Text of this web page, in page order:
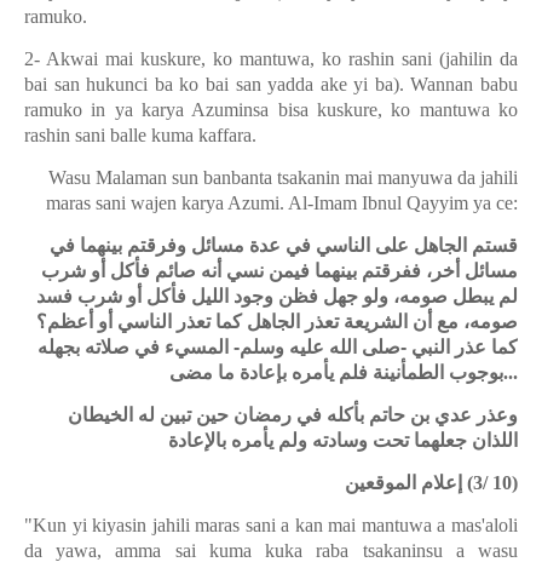
ramuko.
2- Akwai mai kuskure, ko mantuwa, ko rashin sani (jahilin da
bai san hukunci ba ko bai san yadda ake yi ba). Wannan babu
ramuko in ya karya Azuminsa bisa kuskure, ko mantuwa ko
rashin sani balle kuma kaffara.
Wasu Malaman sun banbanta tsakanin mai manyuwa da jahili
maras sani wajen karya Azumi. Al-Imam Ibnul Qayyim ya ce:
قستم الجاهل على الناسي في عدة مسائل وفرقتم بينهما في
مسائل أخر، ففرقتم بينهما فيمن نسي أنه صائم فأكل أو شرب
لم يبطل صومه، ولو جهل فظن وجود الليل فأكل أو شرب فسد
صومه، مع أن الشريعة تعذر الجاهل كما تعذر الناسي أو أعظم؟
كما عذر النبي -صلى الله عليه وسلم- المسيء في صلاته بجهله
بوجوب الطمأنينة فلم يأمره بإعادة ما مضى...
وعذر عدي بن حاتم بأكله في رمضان حين تبين له الخيطان
اللذان جعلهما تحت وسادته ولم يأمره بالإعادة
إعلام الموقعين (3/ 10)
"Kun yi kiyasin jahili maras sani a kan mai mantuwa a mas'aloli
da yawa, amma sai kuma kuka raba tsakaninsu a wasu